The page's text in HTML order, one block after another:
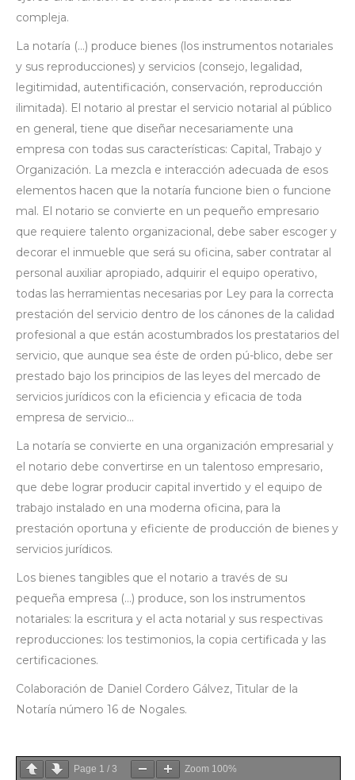
compleja.
La notaría (…) produce bienes (los instrumentos notariales
y sus reproducciones) y servicios (consejo, legalidad,
legitimidad, autentificación, conservación, reproducción
ilimitada). El notario al prestar el servicio notarial al público
en general, tiene que diseñar necesariamente una
empresa con todas sus características: Capital, Trabajo y
Organización. La mezcla e interacción adecuada de esos
elementos hacen que la notaría funcione bien o funcione
mal. El notario se convierte en un pequeño empresario
que requiere talento organizacional, debe saber escoger y
decorar el inmueble que será su oficina, saber contratar al
personal auxiliar apropiado, adquirir el equipo operativo,
todas las herramientas necesarias por Ley para la correcta
prestación del servicio dentro de los cánones de la calidad
profesional a que están acostumbrados los prestatarios del
servicio, que aunque sea éste de orden pú-blico, debe ser
prestado bajo los principios de las leyes del mercado de
servicios jurídicos con la eficiencia y eficacia de toda
empresa de servicio…
La notaría se convierte en una organización empresarial y
el notario debe convertirse en un talentoso empresario,
que debe lograr producir capital invertido y el equipo de
trabajo instalado en una moderna oficina, para la
prestación oportuna y eficiente de producción de bienes y
servicios jurídicos.
Los bienes tangibles que el notario a través de su
pequeña empresa (…) produce, son los instrumentos
notariales: la escritura y el acta notarial y sus respectivas
reproducciones: los testimonios, la copia certificada y las
certificaciones.
Colaboración de Daniel Cordero Gálvez, Titular de la
Notaría número 16 de Nogales.
Page 1 / 3 Zoom 100%